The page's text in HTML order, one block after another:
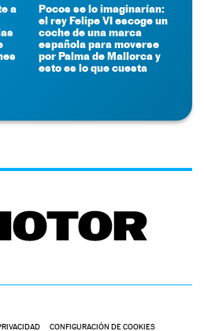
a
Pocos se lo imaginarían:
el rey Felipe VI escoge un
coche de una marca
española para moverse
por Palma de Mallorca y
esto es lo que cuesta
CONFIGURACIÓN DE COOKIES